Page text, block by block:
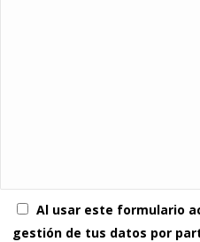
Al usar este formulario
gestión de tus datos por